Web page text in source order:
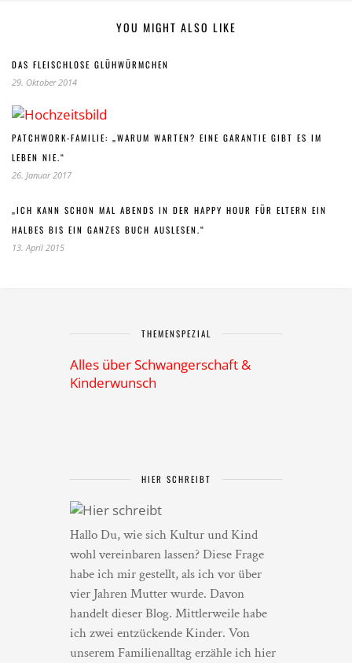
YOU MIGHT ALSO LIKE
DAS FLEISCHLOSE GLÜHWÜRMCHEN
29. Oktober 2014
PATCHWORK-FAMILIE: „WARUM WARTEN? EINE GARANTIE GIBT ES IM
LEBEN NIE.“
26. Januar 2017
„ICH KANN SCHON MAL ABENDS IN DER HAPPY HOUR FÜR ELTERN EIN
HALBES BIS EIN GANZES BUCH AUSLESEN.“
13. April 2015
THEMENSPEZIAL
Alles über Schwangerschaft &
Kinderwunsch
HIER SCHREIBT
Hallo Du, wie sich Kultur und Kind
wohl vereinbaren lassen? Diese Frage
habe ich mir gestellt, als ich vor über
vier Jahren Mutter wurde. Davon
handelt dieser Blog. Mittlerweile habe
ich zwei entzückende Kinder. Von
unserem Familienalltag erzähle ich hier